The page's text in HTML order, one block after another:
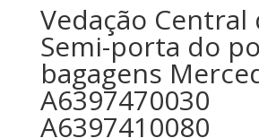
Vedação Central
Semi-porta do
bagagens
A6397470030
A6397410080